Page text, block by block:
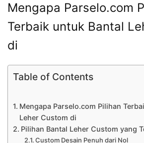
Mengapa Parselo.com
Terbaik untuk Bantal
di
Table of Contents
Mengapa Parselo.com Pilihan
Leher Custom di
Pilihan Bantal Leher Custom yang
Custom Desain Penuh dari Nol